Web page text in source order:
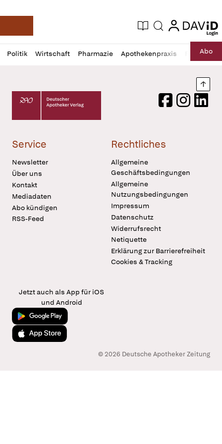
Deutsche Apotheker Zeitung
Aktuelle Ausgabe
Suche login
login
Politik Wirtschaft Pharmazie Apothekenpraxis RechtAbo
Profil
öffnen
Daz
Pur
Deutscher Apotheker Verlag Logo
FacebookInstagram
Service
Newsletter
Über uns
Kontakt
Mediadaten
Abo kündigen
RSS-Feed
Rechtliches
Allgemeine
Geschäftsbedingungen
Allgemeine
Nutzungsbedingungen
Impressum
Datenschutz
Widerrufsrecht
Netiquette
Erklärung zur Barrierefreiheit
Cookies & Tracking
Jetzt auch als App für iOS
und Android
Jetzt bei Google Play
Laden im App Store
© 2026 Deutsche Apotheker Zeitung